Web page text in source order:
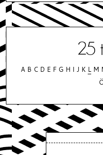
25
A B C D E F G H I J K L M